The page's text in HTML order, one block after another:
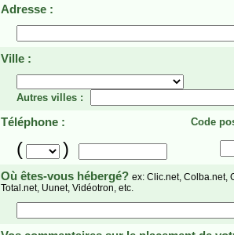
Adresse :
Ville :
Autres villes :
Téléphone : Code
( )
Où êtes-vous hébergé? ex: Clic.net, Colba.net,
Total.net, Uunet, Vidéotron, etc.